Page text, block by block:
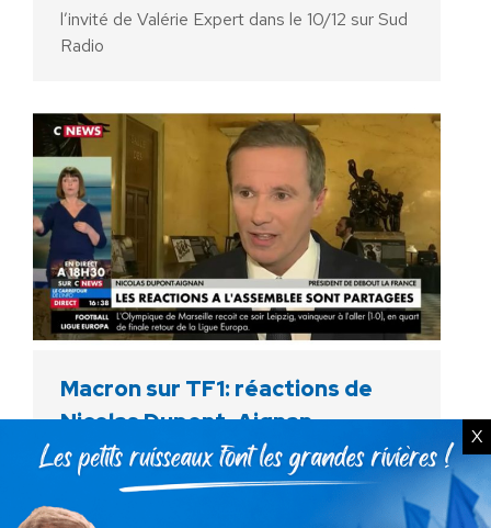
l’invité de Valérie Expert dans le 10/12 sur Sud
Radio
Macron sur TF1: réactions de
Nicolas Dupont-Aignan
Vidéo ParDebout La France
12 avril 2018
Le jeudi 12 avril 2018, Nicolas Dupont-Aignan
X